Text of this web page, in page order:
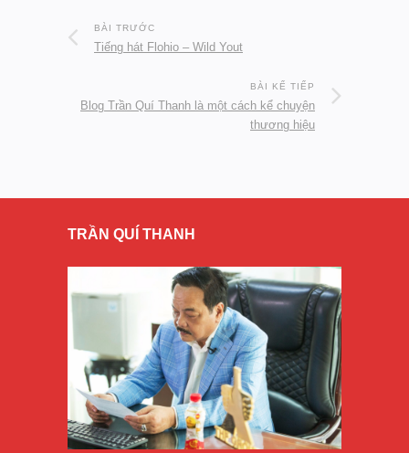
BÀI TRƯỚC
Tiếng hát Flohio – Wild Yout
BÀI KẾ TIẾP
Blog Trần Quí Thanh là một cách kể chuyện
thương hiệu
TRẦN QUÍ THANH